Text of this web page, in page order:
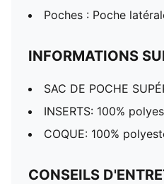
Poches : Poche
INFORMATIONS
SAC DE POCHE
INSERTS: 100%
COQUE: 100%
CONSEILS